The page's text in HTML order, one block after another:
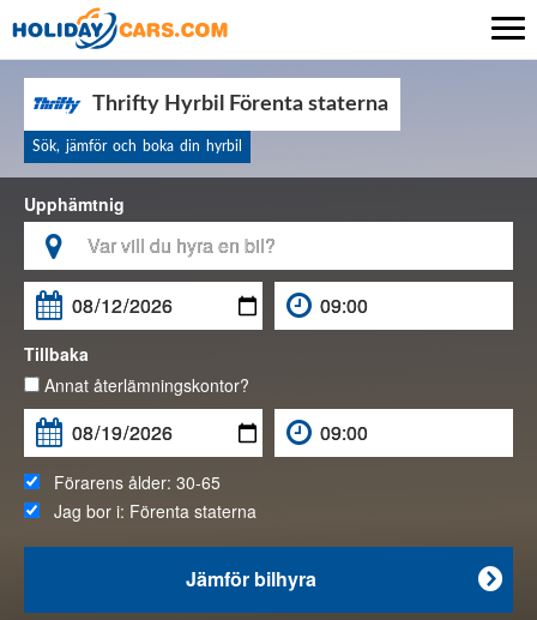
Thrifty Hyrbil Förenta staterna
Sök, jämför och boka din hyrbil
Upphämtnig


Tillbaka
Annat återlämningskontor?
Förarens ålder: 30-65
Jag bor i: Förenta staterna

Jämför bilhyra